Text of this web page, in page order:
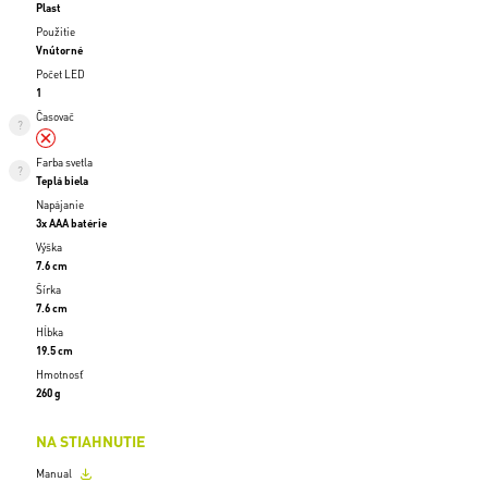
Plast
Použitie
Vnútorné
Počet LED
1
Časovač
Farba svetla
Teplá biela
Napájanie
3x AAA batérie
Výška
7.6 cm
Šírka
7.6 cm
Hĺbka
19.5 cm
Hmotnosť
260 g
NA STIAHNUTIE
Manual